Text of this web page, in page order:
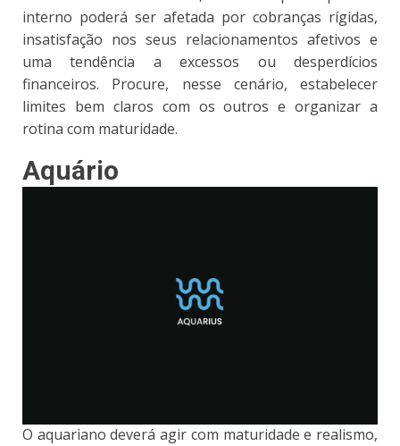
interno poderá ser afetada por cobranças rígidas,
insatisfação nos seus relacionamentos afetivos e
uma tendência a excessos ou desperdícios
financeiros. Procure, nesse cenário, estabelecer
limites bem claros com os outros e organizar a
rotina com maturidade.
Aquário
O aquariano deverá agir com maturidade e realismo,